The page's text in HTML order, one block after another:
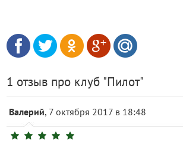
1 отзыв про клуб "Пилот"
Валерий, 7 октября 2017 в 18:48